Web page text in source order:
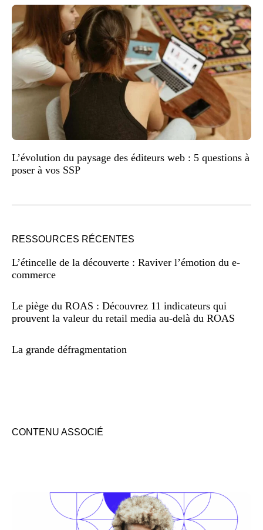
L’évolution du paysage des éditeurs web : 5 questions à
poser à vos SSP
RESSOURCES RÉCENTES
L’étincelle de la découverte : Raviver l’émotion du e-
commerce
Le piège du ROAS : Découvrez 11 indicateurs qui
prouvent la valeur du retail media au-delà du ROAS
La grande défragmentation
CONTENU ASSOCIÉ